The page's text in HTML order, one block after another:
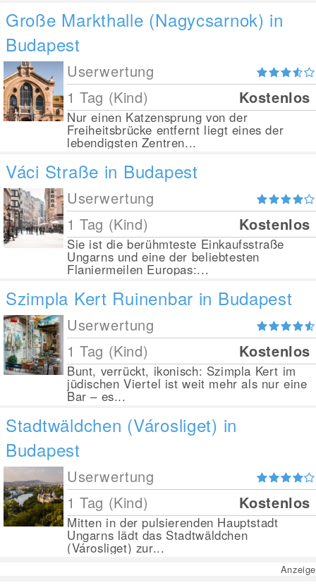
Große Markthalle (Nagycsarnok) in
Budapest
Userwertung
1 Tag (Kind)
Kostenlos
Nur einen Katzensprung von der
Freiheitsbrücke entfernt liegt eines der
lebendigsten Zentren...
Váci Straße in Budapest
Userwertung
1 Tag (Kind)
Kostenlos
Sie ist die berühmteste Einkaufsstraße
Ungarns und eine der beliebtesten
Flaniermeilen Europas:...
Szimpla Kert Ruinenbar in Budapest
Userwertung
1 Tag (Kind)
Kostenlos
Bunt, verrückt, ikonisch: Szimpla Kert im
jüdischen Viertel ist weit mehr als nur eine
Bar – es...
Stadtwäldchen (Városliget) in
Budapest
Userwertung
1 Tag (Kind)
Kostenlos
Mitten in der pulsierenden Hauptstadt
Ungarns lädt das Stadtwäldchen
(Városliget) zur...
Anzeige